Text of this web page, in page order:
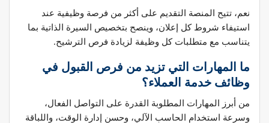
نعم، تتيح المنصة التقديم على أكثر من فرصة وظيفية عند
استيفاء شروط كل إعلان، وينصح بتخصيص السيرة الذاتية بما
يتناسب مع متطلبات كل وظيفة لزيادة فرص الترشيح.
ما المهارات التي تزيد من فرص القبول في
وظائف خدمة العملاء؟
من أبرز المهارات المطلوبة القدرة على التواصل الفعال،
وسرعة استخدام الحاسب الآلي، وحسن إدارة الوقت، واللباقة